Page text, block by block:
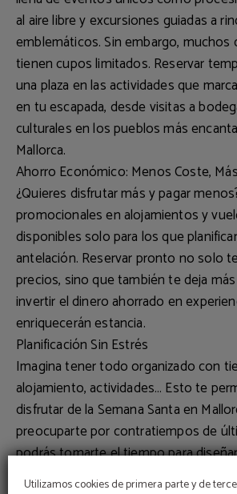
Utilizamos cookies de primera parte y de
al aire libre y excursiones guiadas a
emblemáticos. Sin embargo, muchos
tienencupos limitados. Reservar
una plaza en las actividades que
en tu escapada, desdevisitas a
culturales en los pueblos más
Mallorca.
Ahorro Económico: Menos Coste,
¿Quieres disfrutar más y pagar
promocionales en alojamientos y
disponibles solo para los que
antelación. Reservar pronto no solo
precios, sino que también te deja
invertir el dinero ahorrado en
enriquecerán estancia.
Planificación Sin Estrés
Imagina tener todo organizado con
alojamiento, actividades… Esto te
disfrutar de la Semana Santa en
preocuparte por contratiempos de
podrás tomarte el tiempo para
se ajuste a tus gustos y necesidades.